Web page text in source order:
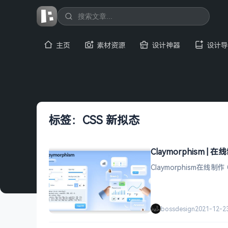
主页 素材资源 设计神器 设计
标签：CSS 新拟态
Claymorphism | 在
Claymorphism在线制作
bossdesign2021-12-